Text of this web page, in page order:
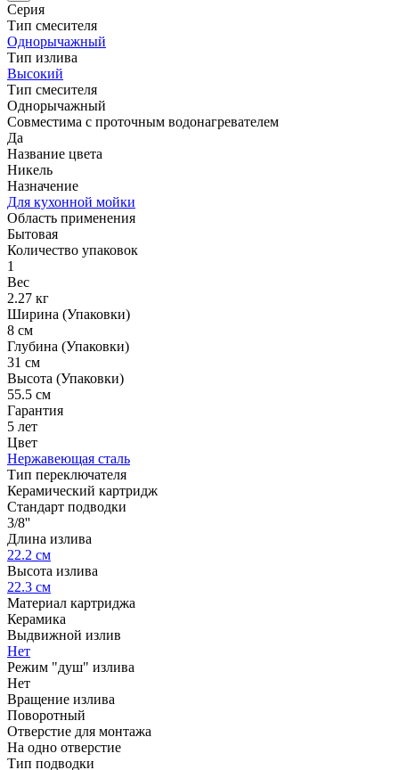
Серия
Тип смесителя
Однорычажный
Тип излива
Высокий
Тип смесителя
Однорычажный
Совместима с проточным водонагревателем
Да
Название цвета
Никель
Назначение
Для кухонной мойки
Область применения
Бытовая
Количество упаковок
1
Вес
2.27 кг
Ширина (Упаковки)
8 см
Глубина (Упаковки)
31 см
Высота (Упаковки)
55.5 см
Гарантия
5 лет
Цвет
Нержавеющая сталь
Тип переключателя
Керамический картридж
Стандарт подводки
3/8''
Длина излива
22.2 см
Высота излива
22.3 см
Материал картриджа
Керамика
Выдвижной излив
Нет
Режим "душ" излива
Нет
Вращение излива
Поворотный
Отверстие для монтажа
На одно отверстие
Тип подводки